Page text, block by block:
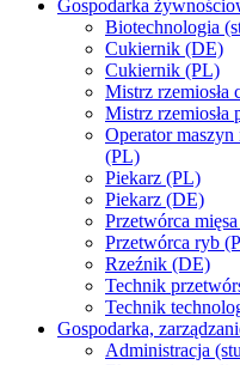
Gospodarka
Biotechnologia
Cukiernik (DE)
Cukiernik (PL)
Mistrz rzemiosła
Mistrz rzemiosła
Operator maszyn
(PL)
Piekarz (PL)
Piekarz (DE)
Przetwórca
Przetwórca ryb
Rzeźnik (DE)
Technik
Technik
Gospodarka,
Administracja